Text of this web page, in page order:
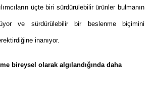
üçte biri sürdürülebilir ürünler bulmanın
ve sürdürülebilir bir beslenme biçimini
inanıyor.
bireysel olarak algılandığında daha